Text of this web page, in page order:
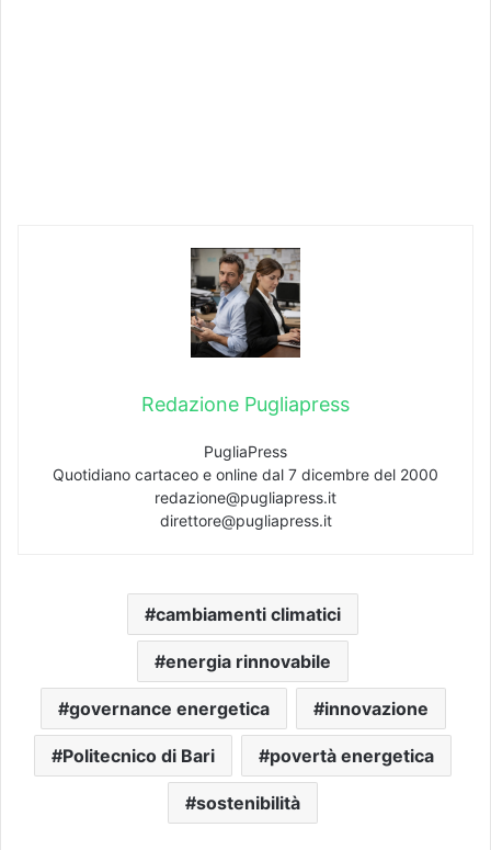
Redazione Pugliapress
PugliaPress
Quotidiano cartaceo e online dal 7 dicembre del 2000
redazione@pugliapress.it
direttore@pugliapress.it
cambiamenti climatici
energia rinnovabile
governance energetica innovazione
Politecnico di Bari povertà energetica
sostenibilità